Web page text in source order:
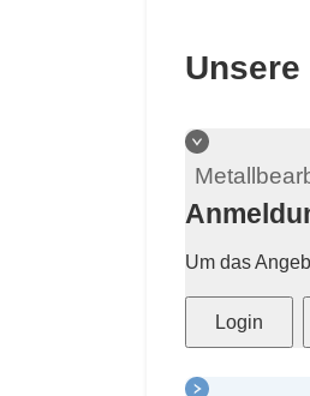
Um das
Login